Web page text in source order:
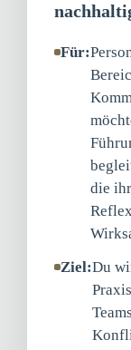
Für:
die
Ziel:Du